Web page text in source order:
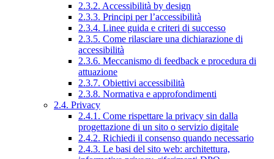
2.3.2. Accessibilità by design
2.3.3. Principi per l’accessibilità
2.3.4. Linee guida e criteri di successo
2.3.5. Come rilasciare una dichiarazione di
accessibilità
2.3.6. Meccanismo di feedback e procedura di
attuazione
2.3.7. Obiettivi accessibilità
2.3.8. Normativa e approfondimenti
2.4. Privacy
2.4.1. Come rispettare la privacy sin dalla
progettazione di un sito o servizio digitale
2.4.2. Richiedi il consenso quando necessario
2.4.3. Le basi del sito web: architettura,